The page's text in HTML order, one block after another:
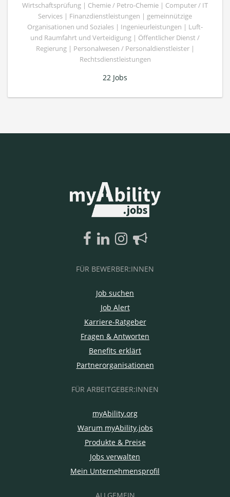
Wirtschaftsprüfung | Chemie / Petro-Chemie | Computer / IT
Services | Finanzdienstleistungen | gemeinnützige
Organisationen und Soziales | Ingenieurleistungen | Luft-
und Raumfahrt und Verteidigung | Öffentlicher Dienst /
Regierung | Personalwesen / Personaldienstleister |
Rechtsdienstleistungen
22 Jobs
FÜR BEWERBER:INNEN
Job suchen
Job Alert
Karriere-Ratgeber
Fragen & Antworten
Benefits erklärt
Partnerorganisationen
FÜR ARBEITGEBER:INNEN
myAbility.org
Warum myAbility.jobs
Produkte & Preise
Jobs verwalten
Mein Unternehmensprofil